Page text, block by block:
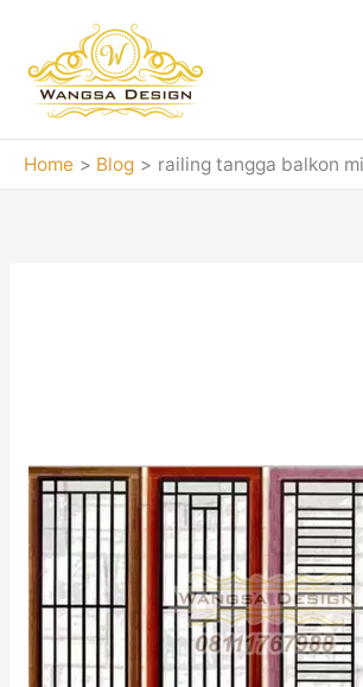
content
Home Blog railing tangga balkon
Teralis
Besi
Minimalis
Untuk
Jendela
Rumah
Minimalis